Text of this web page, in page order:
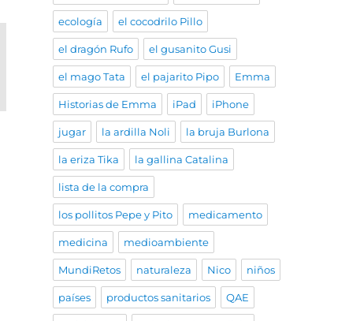
ecología el cocodrilo Pillo
el dragón Rufo el gusanito Gusi
el mago Tata el pajarito Pipo Emma
Historias de Emma iPad iPhone
jugar la ardilla Noli la bruja Burlona
la eriza Tika la gallina Catalina
lista de la compra
los pollitos Pepe y Pito medicamento
medicina medioambiente
MundiRetos naturaleza Nico niños
países productos sanitarios QAE